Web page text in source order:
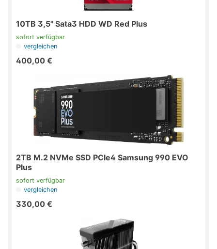
10TB 3,5" Sata3 HDD WD Red Plus
sofort verfügbar
vergleichen
400,00 €
2TB M.2 NVMe SSD PCIe4 Samsung 990 EVO
Plus
sofort verfügbar
vergleichen
330,00 €